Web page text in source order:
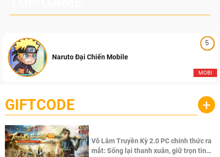
5
MOBI
Naruto Đại Chiến Mobile
GIFTCODE +
Võ Lâm Truyền Kỳ 2.0 PC chính thức ra
mắt: Sống lại thanh xuân, giữ trọn tinh